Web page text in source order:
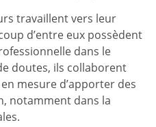
travaillent vers leur
d’entre eux possèdent
dans le
doutes, ils collaborent
mesure d’apporter des
notamment dans la